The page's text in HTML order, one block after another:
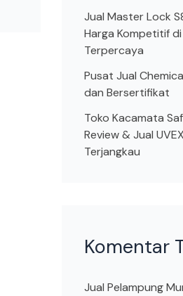
Jual Master Lock
Harga Kompetitif
Terpercaya
Pusat Jual
dan Bersertifikat
Toko Kacamata
Review & Jual
Terjangkau
Komentar
Jual Pelampung